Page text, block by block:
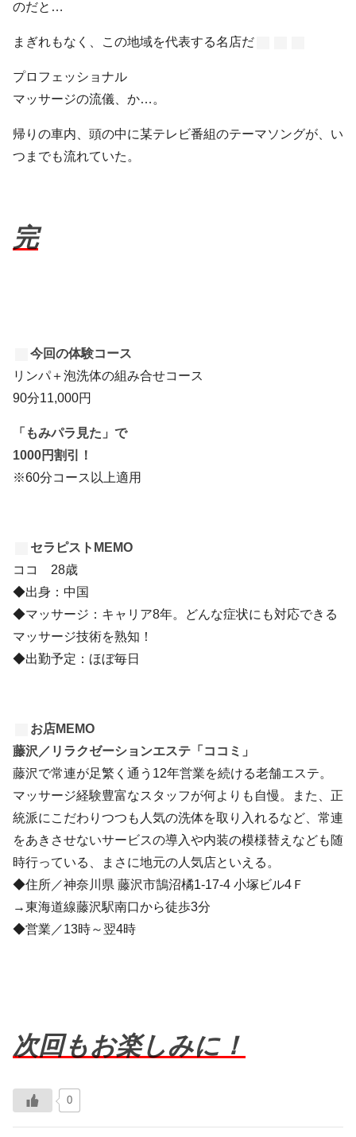
のだと…
まぎれもなく、この地域を代表する名店だ
プロフェッショナル
マッサージの流儀、か…。
帰りの車内、頭の中に某テレビ番組のテーマソングが、い
つまでも流れていた。
完
今回の体験コース
リンパ＋泡洗体の組み合せコース
90分11,000円
「もみパラ見た」で
1000円割引！
※60分コース以上適用
セラピストMEMO
ココ 28歳
◆出身：中国
◆マッサージ：キャリア8年。どんな症状にも対応できる
マッサージ技術を熟知！
◆出勤予定：ほぼ毎日
お店MEMO
藤沢／リラクゼーションエステ「ココミ」
藤沢で常連が足繁く通う12年営業を続ける老舗エステ。
マッサージ経験豊富なスタッフが何よりも自慢。また、正
統派にこだわりつつも人気の洗体を取り入れるなど、常連
をあきさせないサービスの導入や内装の模様替えなども随
時行っている、まさに地元の人気店といえる。
◆住所／神奈川県 藤沢市鵠沼橘1-17-4 小塚ビル4Ｆ
→東海道線藤沢駅南口から徒歩3分
◆営業／13時～翌4時
次回もお楽しみに！
0